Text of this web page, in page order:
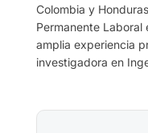
Colombia y
Permanente Laboral
amplia experiencia
investigadora en